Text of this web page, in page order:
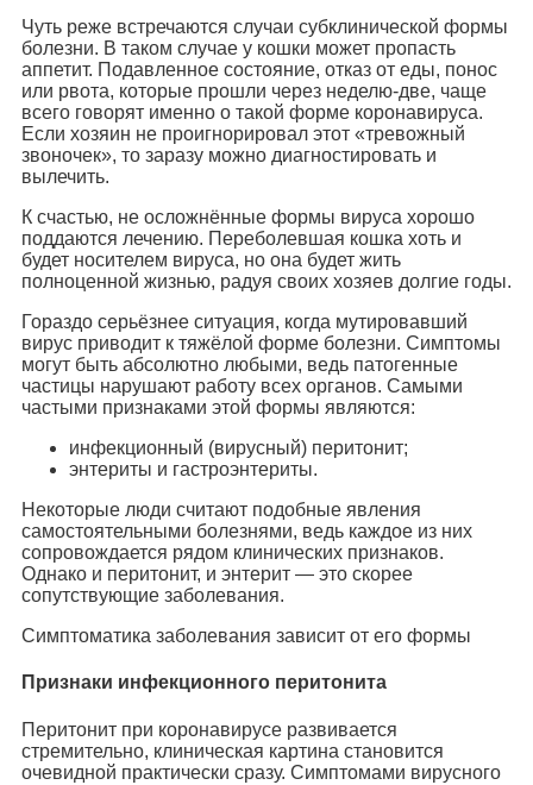
Чуть реже встречаются случаи субклинической формы
болезни. В таком случае у кошки может пропасть
аппетит. Подавленное состояние, отказ от еды, понос
или рвота, которые прошли через неделю-две, чаще
всего говорят именно о такой форме коронавируса.
Если хозяин не проигнорировал этот «тревожный
звоночек», то заразу можно диагностировать и
вылечить.
К счастью, не осложнённые формы вируса хорошо
поддаются лечению. Переболевшая кошка хоть и
будет носителем вируса, но она будет жить
полноценной жизнью, радуя своих хозяев долгие годы.
Гораздо серьёзнее ситуация, когда мутировавший
вирус приводит к тяжёлой форме болезни. Симптомы
могут быть абсолютно любыми, ведь патогенные
частицы нарушают работу всех органов. Самыми
частыми признаками этой формы являются:
инфекционный (вирусный) перитонит;
энтериты и гастроэнтериты.
Некоторые люди считают подобные явления
самостоятельными болезнями, ведь каждое из них
сопровождается рядом клинических признаков.
Однако и перитонит, и энтерит — это скорее
сопутствующие заболевания.
Симптоматика заболевания зависит от его формы
Признаки инфекционного перитонита
Перитонит при коронавирусе развивается
стремительно, клиническая картина становится
очевидной практически сразу. Симптомами вирусного